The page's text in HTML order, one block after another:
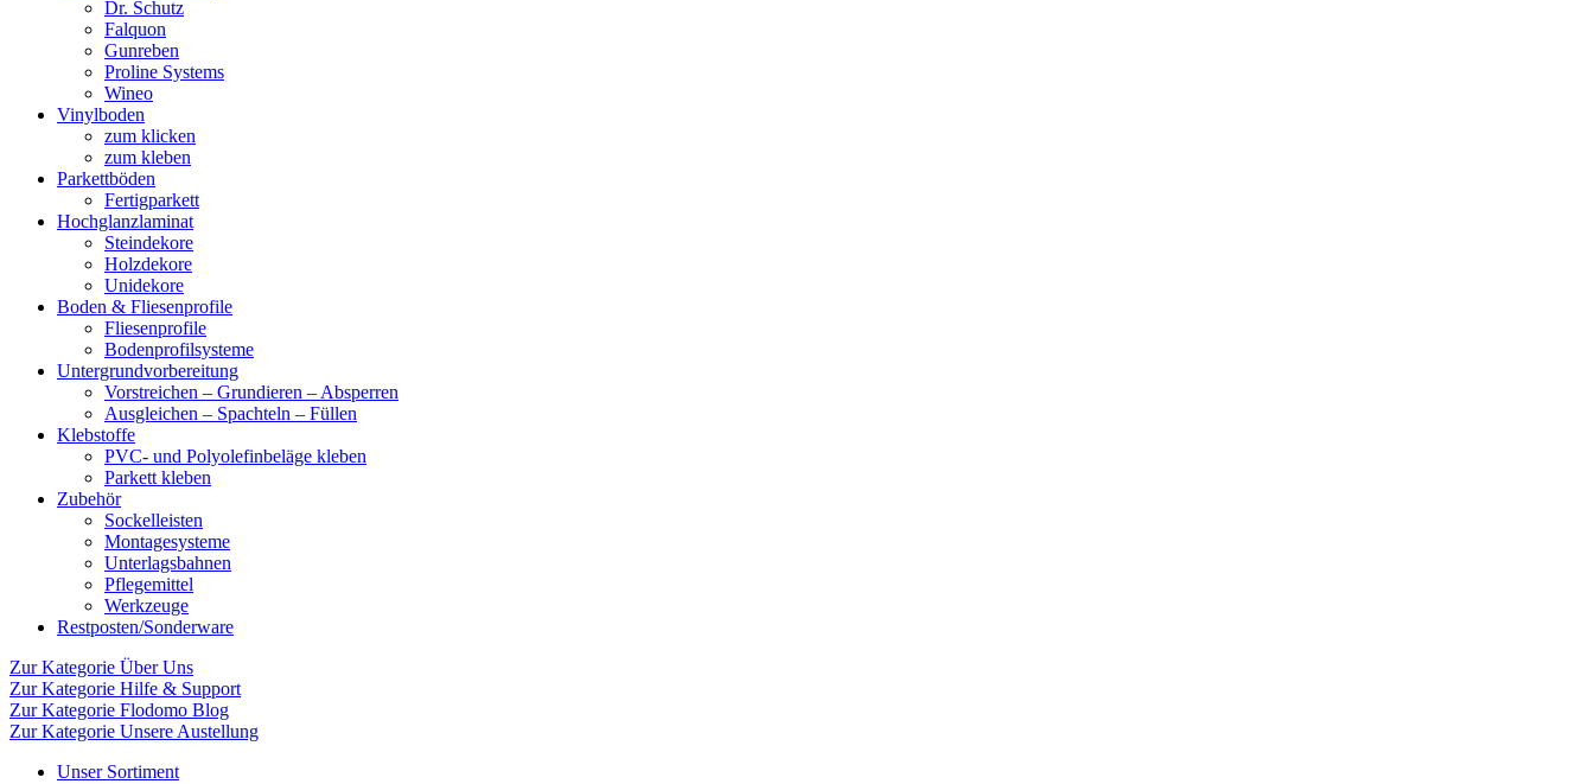
Dr. Schutz
Falquon
Gunreben
Proline Systems
Wineo
Vinylboden
zum klicken
zum kleben
Parkettböden
Fertigparkett
Hochglanzlaminat
Steindekore
Holzdekore
Unidekore
Boden & Fliesenprofile
Fliesenprofile
Bodenprofilsysteme
Untergrundvorbereitung
Vorstreichen – Grundieren – Absperren
Ausgleichen – Spachteln – Füllen
Klebstoffe
PVC- und Polyolefinbeläge kleben
Parkett kleben
Zubehör
Sockelleisten
Montagesysteme
Unterlagsbahnen
Pflegemittel
Werkzeuge
Restposten/Sonderware
Zur Kategorie Über Uns
Zur Kategorie Hilfe & Support
Zur Kategorie Flodomo Blog
Zur Kategorie Unsere Austellung
Unser Sortiment